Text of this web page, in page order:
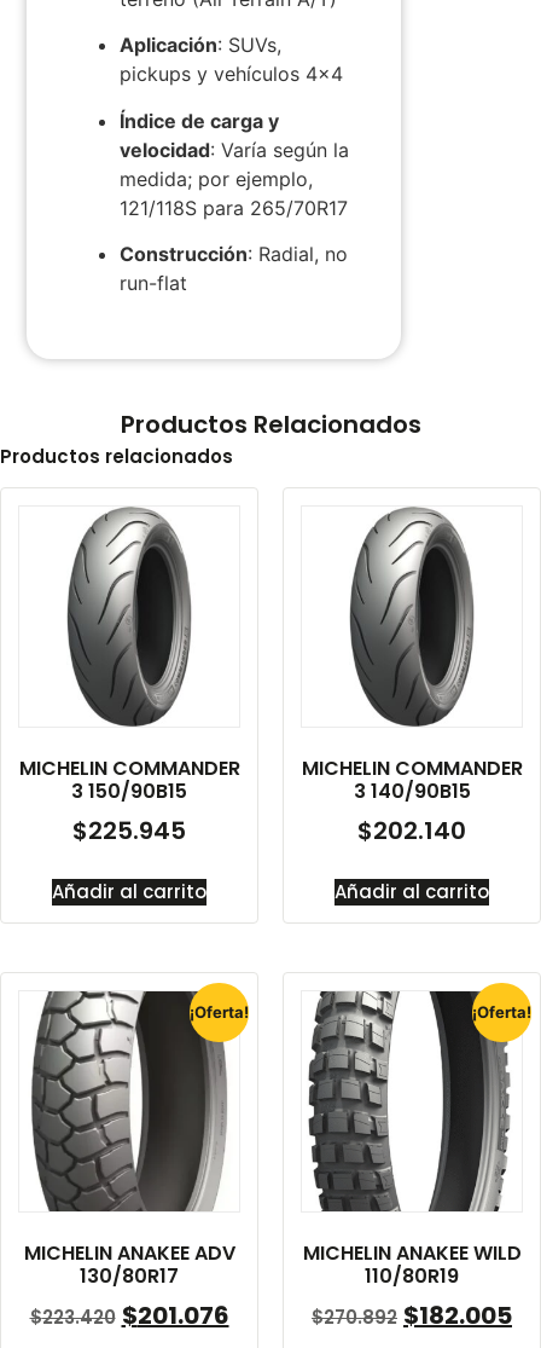
Aplicación: SUVs,
pickups y vehículos 4×4
Índice de carga y
velocidad: Varía según la
medida; por ejemplo,
121/118S para 265/70R17​
Construcción: Radial, no
run-flat
Productos Relacionados
Productos relacionados
MICHELIN COMMANDER
3 150/90B15
$225.945
Añadir al carrito
MICHELIN COMMANDER
3 140/90B15
$202.140
Añadir al carrito
¡Oferta!
MICHELIN ANAKEE ADV
130/80R17
$223.420 $201.076
¡Oferta!
MICHELIN ANAKEE WILD
110/80R19
$270.892 $182.005